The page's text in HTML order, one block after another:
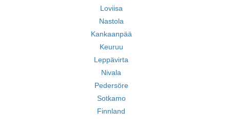
Loviisa
Nastola
Kankaanpää
Keuruu
Leppävirta
Nivala
Pedersöre
Sotkamo
Finnland